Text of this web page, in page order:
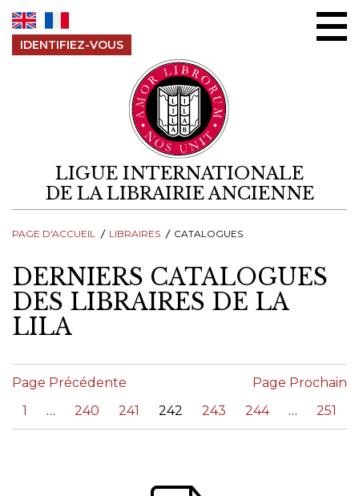
IDENTIFIEZ-VOUS
LIGUE INTERNATIONALE
DE LA LIBRAIRIE ANCIENNE
PAGE D'ACCUEIL LIBRAIRES CATALOGUES
DERNIERS CATALOGUES
DES LIBRAIRES DE LA
LILA
Page Précédente
1 240 241 242 243 244 251
Page Prochain